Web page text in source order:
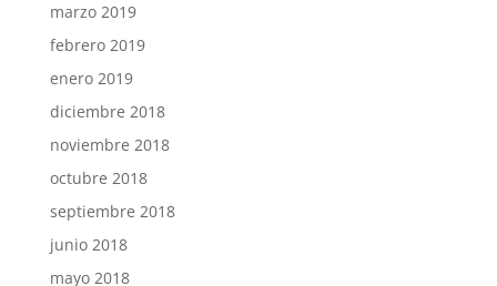
marzo 2019
febrero 2019
enero 2019
diciembre 2018
noviembre 2018
octubre 2018
septiembre 2018
junio 2018
mayo 2018